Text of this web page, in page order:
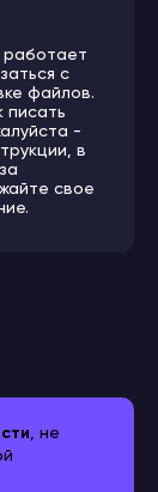
работает
с
файлов.
писать
-
в
свое
, не